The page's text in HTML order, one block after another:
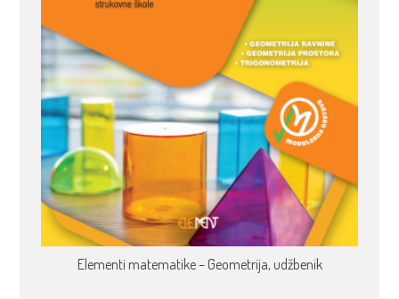
Elementi matematike – Geometrija, udžbenik